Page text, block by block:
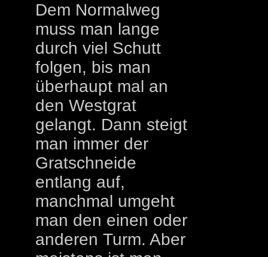
Dem Normalweg
muss man lange
durch viel Schutt
folgen, bis man
überhaupt mal an
den Westgrat
gelangt. Dann steigt
man immer der
Gratschneide
entlang auf,
manchmal umgeht
man den einen oder
anderen Turm. Aber